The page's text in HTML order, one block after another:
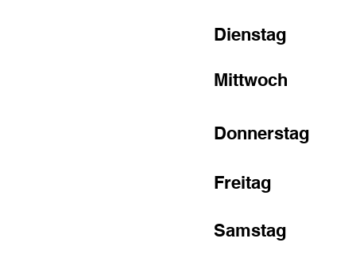
Dienstag
Mittwoch
Donnerstag
Freitag
Samstag